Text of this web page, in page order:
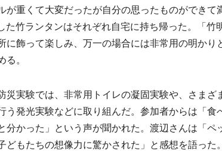
が重くて大変だったが自分の思ったものができて
竹ランタンはそれぞれ自宅に持ち帰った。「竹
に飾って楽しみ、万一の場合には非常用の明かり
。
実験では、非常用トイレの凝固実験や、さまざ
う発光実験などに取り組んだ。参加者からは「食
分かった」という声が聞かれた。渡辺さんは「ペ
もたちの想像力に驚かされた」と感想を語った。